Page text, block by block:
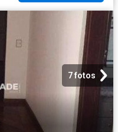
7 fotos